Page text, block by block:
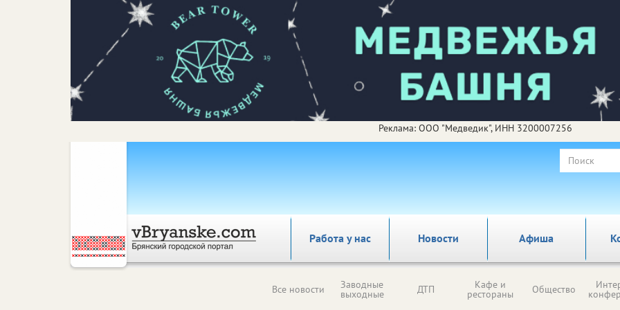
Реклама: ООО "Медведик", ИНН 3200007256
Работа у нас Новости Афиша
Все новости Заводные
выходные ДТП Кафе и
рестораны Общество